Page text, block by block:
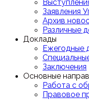
Заявления
Архив
Различные
Доклады
Ежегодные
Заключения
Основные
Работа с
Правовое